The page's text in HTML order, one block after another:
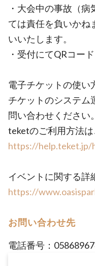
・大会中の事故（
ては責任を負いかね
いいたします。
・受付にてQRコー
電子チケットの使い
チケットのシステム
問い合わせください。
teketのご利用方法は
https://help.teket.jp/
イベントに関する詳
https://
お問い合わせ先
電話番号：